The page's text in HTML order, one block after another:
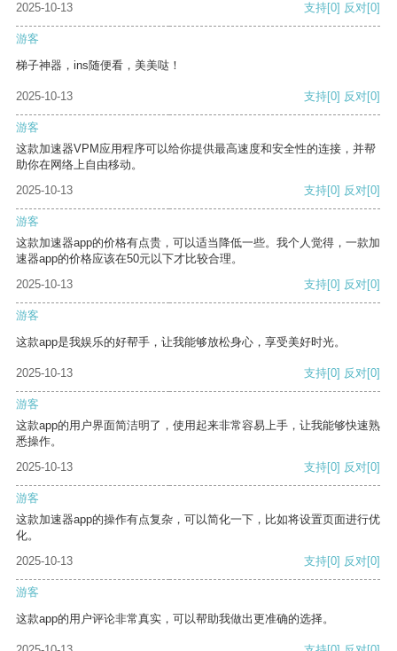
2025-10-13 支持[0] 反对[0]
游客
梯子神器，ins随便看，美美哒！
2025-10-13 支持[0] 反对[0]
游客
这款加速器VPM应用程序可以给你提供最高速度和安全性的连接，并帮
助你在网络上自由移动。
2025-10-13
支持[0] 反对[0]
游客
这款加速器app的价格有点贵，可以适当降低一些。我个人觉得，一款加
速器app的价格应该在50元以下才比较合理。
2025-10-13
支持[0] 反对[0]
游客
这款app是我娱乐的好帮手，让我能够放松身心，享受美好时光。
2025-10-13 支持[0] 反对[0]
游客
这款app的用户界面简洁明了，使用起来非常容易上手，让我能够快速熟
悉操作。
2025-10-13
支持[0] 反对[0]
游客
这款加速器app的操作有点复杂，可以简化一下，比如将设置页面进行优
化。
2025-10-13
支持[0] 反对[0]
游客
这款app的用户评论非常真实，可以帮助我做出更准确的选择。